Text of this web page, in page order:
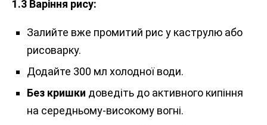
1.3 Варіння рису:
Залийте вже промитий рис у каструлю або
рисоварку.
Додайте 300 мл холодної води.
Без кришки доведіть до активного кипіння
на середньому-високому вогні.